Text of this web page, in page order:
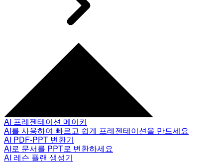
AI 프레젠테이션 메이커
AI를 사용하여 빠르고 쉽게 프레젠테이션을 만드세요
AI PDF-PPT 변환기
AI로 문서를 PPT로 변환하세요
AI 레슨 플랜 생성기